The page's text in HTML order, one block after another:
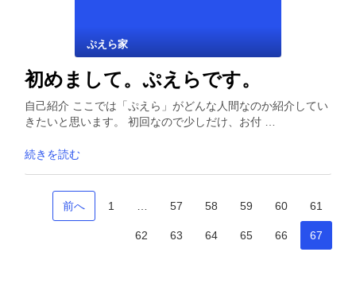
ぷえら家
初めまして。ぷえらです。
自己紹介 ここでは「ぷえら」がどんな人間なのか紹介してい
きたいと思います。 初回なので少しだけ、お付 …
続きを読む
前へ 1 57 58 59 60 61
62 63 64 65 66 67